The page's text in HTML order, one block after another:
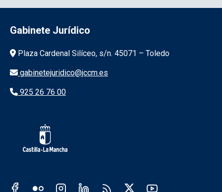
Gabinete Jurídico
Información de la institución
Plaza Cardenal Silíceo, s/n. 45071 – Toledo
gabinetejuridico@jccm.es
925 26 76 00
Redes sociales JCCM